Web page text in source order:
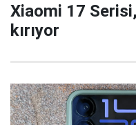
Xiaomi 17
kırıyor